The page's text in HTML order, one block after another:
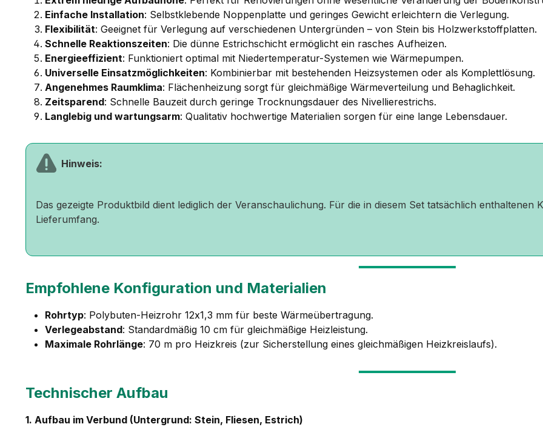
Einfache Installation: Selbstklebende Noppenplatte und geringes Gewicht erleichtern die Verlegung.
Flexibilität: Geeignet für Verlegung auf verschiedenen Untergründen – von Stein bis Holzwerkstoffplatten.
Schnelle Reaktionszeiten: Die dünne Estrichschicht ermöglicht ein rasches Aufheizen.
Energieeffizient: Funktioniert optimal mit Niedertemperatur-Systemen wie Wärmepumpen.
Universelle Einsatzmöglichkeiten: Kombinierbar mit bestehenden Heizsystemen oder als Komplettlösung.
Angenehmes Raumklima: Flächenheizung sorgt für gleichmäßige Wärmeverteilung und Behaglichkeit.
Zeitsparend: Schnelle Bauzeit durch geringe Trocknungsdauer des Nivellierestrichs.
Langlebig und wartungsarm: Qualitativ hochwertige Materialien sorgen für eine lange Lebensdauer.
Hinweis:
Das gezeigte Produktbild dient lediglich der Veranschaulichung. Für die in diesem Set tatsächlich
Lieferumfang.
Empfohlene Konfiguration und Materialien
Rohrtyp: Polybuten-Heizrohr 12x1,3 mm für beste Wärmeübertragung.
Verlegeabstand: Standardmäßig 10 cm für gleichmäßige Heizleistung.
Maximale Rohrlänge: 70 m pro Heizkreis (zur Sicherstellung eines gleichmäßigen Heizkreislaufs).
Technischer Aufbau
1. Aufbau im Verbund (Untergrund: Stein, Fliesen, Estrich)